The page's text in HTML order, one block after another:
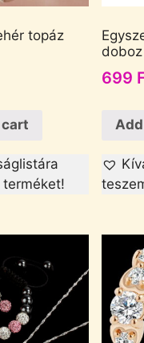
topáz
doboz
699